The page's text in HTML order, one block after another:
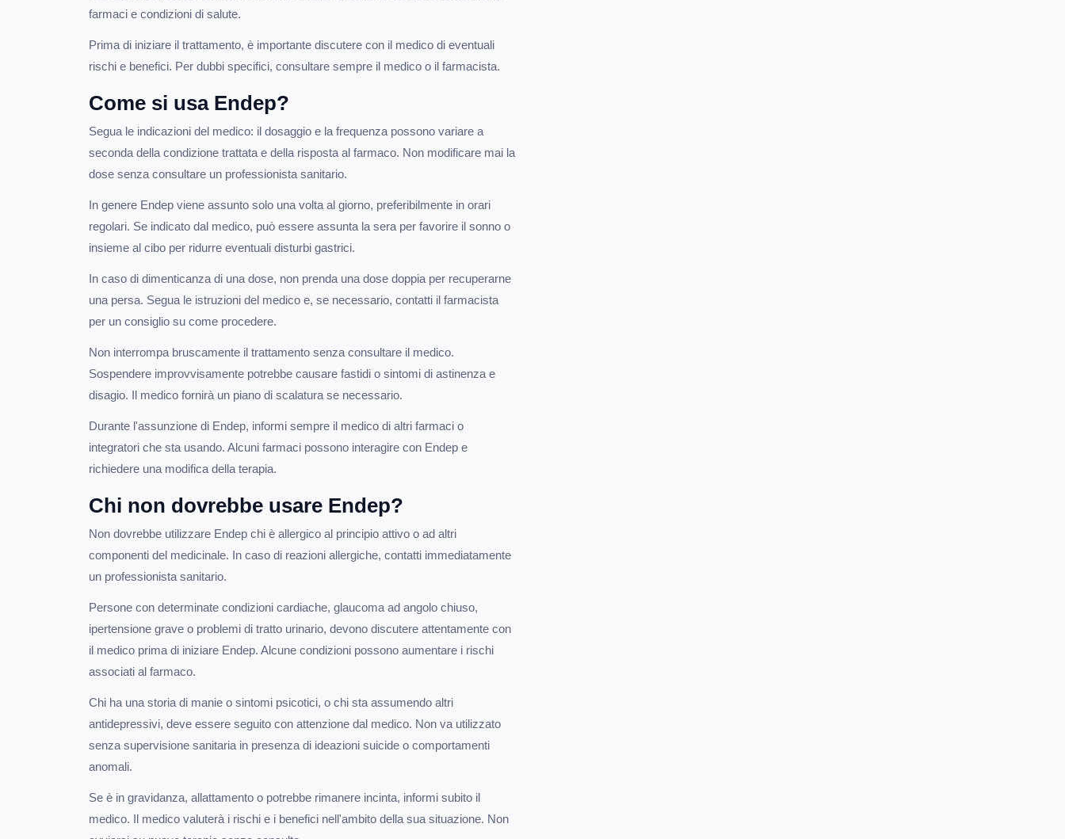
farmaci e condizioni di salute.
Prima di iniziare il trattamento, è importante discutere con il medico di eventuali
rischi e benefici. Per dubbi specifici, consultare sempre il medico o il farmacista.
Come si usa Endep?
Segua le indicazioni del medico: il dosaggio e la frequenza possono variare a
seconda della condizione trattata e della risposta al farmaco. Non modificare mai la
dose senza consultare un professionista sanitario.
In genere Endep viene assunto solo una volta al giorno, preferibilmente in orari
regolari. Se indicato dal medico, può essere assunta la sera per favorire il sonno o
insieme al cibo per ridurre eventuali disturbi gastrici.
In caso di dimenticanza di una dose, non prenda una dose doppia per recuperarne
una persa. Segua le istruzioni del medico e, se necessario, contatti il farmacista
per un consiglio su come procedere.
Non interrompa bruscamente il trattamento senza consultare il medico.
Sospendere improvvisamente potrebbe causare fastidi o sintomi di astinenza e
disagio. Il medico fornirà un piano di scalatura se necessario.
Durante l'assunzione di Endep, informi sempre il medico di altri farmaci o
integratori che sta usando. Alcuni farmaci possono interagire con Endep e
richiedere una modifica della terapia.
Chi non dovrebbe usare Endep?
Non dovrebbe utilizzare Endep chi è allergico al principio attivo o ad altri
componenti del medicinale. In caso di reazioni allergiche, contatti immediatamente
un professionista sanitario.
Persone con determinate condizioni cardiache, glaucoma ad angolo chiuso,
ipertensione grave o problemi di tratto urinario, devono discutere attentamente con
il medico prima di iniziare Endep. Alcune condizioni possono aumentare i rischi
associati al farmaco.
Chi ha una storia di manie o sintomi psicotici, o chi sta assumendo altri
antidepressivi, deve essere seguito con attenzione dal medico. Non va utilizzato
senza supervisione sanitaria in presenza di ideazioni suicide o comportamenti
anomali.
Se è in gravidanza, allattamento o potrebbe rimanere incinta, informi subito il
medico. Il medico valuterà i rischi e i benefici nell'ambito della sua situazione. Non